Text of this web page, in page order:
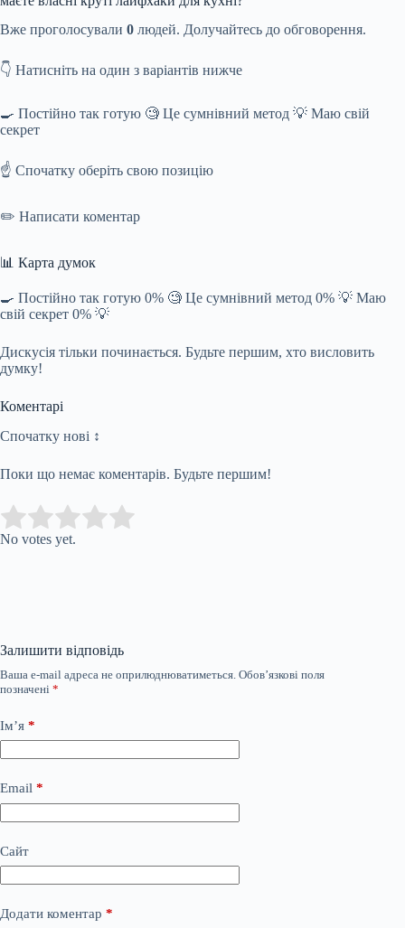
Вже проголосували 0 людей. Долучайтесь до обговорення.
👇 Натисніть на один з варіантів нижче
🍳 Постійно так готую 🧐 Це сумнівний метод 💡 Маю свій
секрет
☝️ Спочатку оберіть свою позицію
✏️ Написати коментар
📊 Карта думок
🍳 Постійно так готую 0% 🧐 Це сумнівний метод 0% 💡 Маю
свій секрет 0% 💡
Дискусія тільки починається. Будьте першим, хто висловить
думку!
Коментарі
Спочатку нові ↕
Поки що немає коментарів. Будьте першим!
Rate this item:
No votes yet.
Залишити відповідь
Ваша e-mail адреса не оприлюднюватиметься. Обов’язкові поля
позначені *
Ім’я *
Email *
Сайт
Додати коментар *